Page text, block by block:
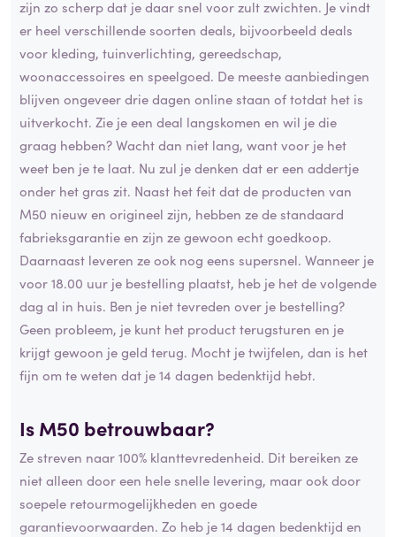
zijn zo scherp dat je daar snel voor zult zwichten. Je vindt
er heel verschillende soorten deals, bijvoorbeeld deals
voor kleding, tuinverlichting, gereedschap,
woonaccessoires en speelgoed. De meeste aanbiedingen
blijven ongeveer drie dagen online staan of totdat het is
uitverkocht. Zie je een deal langskomen en wil je die
graag hebben? Wacht dan niet lang, want voor je het
weet ben je te laat. Nu zul je denken dat er een addertje
onder het gras zit. Naast het feit dat de producten van
M50 nieuw en origineel zijn, hebben ze de standaard
fabrieksgarantie en zijn ze gewoon echt goedkoop.
Daarnaast leveren ze ook nog eens supersnel. Wanneer je
voor 18.00 uur je bestelling plaatst, heb je het de volgende
dag al in huis. Ben je niet tevreden over je bestelling?
Geen probleem, je kunt het product terugsturen en je
krijgt gewoon je geld terug. Mocht je twijfelen, dan is het
fijn om te weten dat je 14 dagen bedenktijd hebt.
Is M50 betrouwbaar?
Ze streven naar 100% klanttevredenheid. Dit bereiken ze
niet alleen door een hele snelle levering, maar ook door
soepele retourmogelijkheden en goede
garantievoorwaarden. Zo heb je 14 dagen bedenktijd en